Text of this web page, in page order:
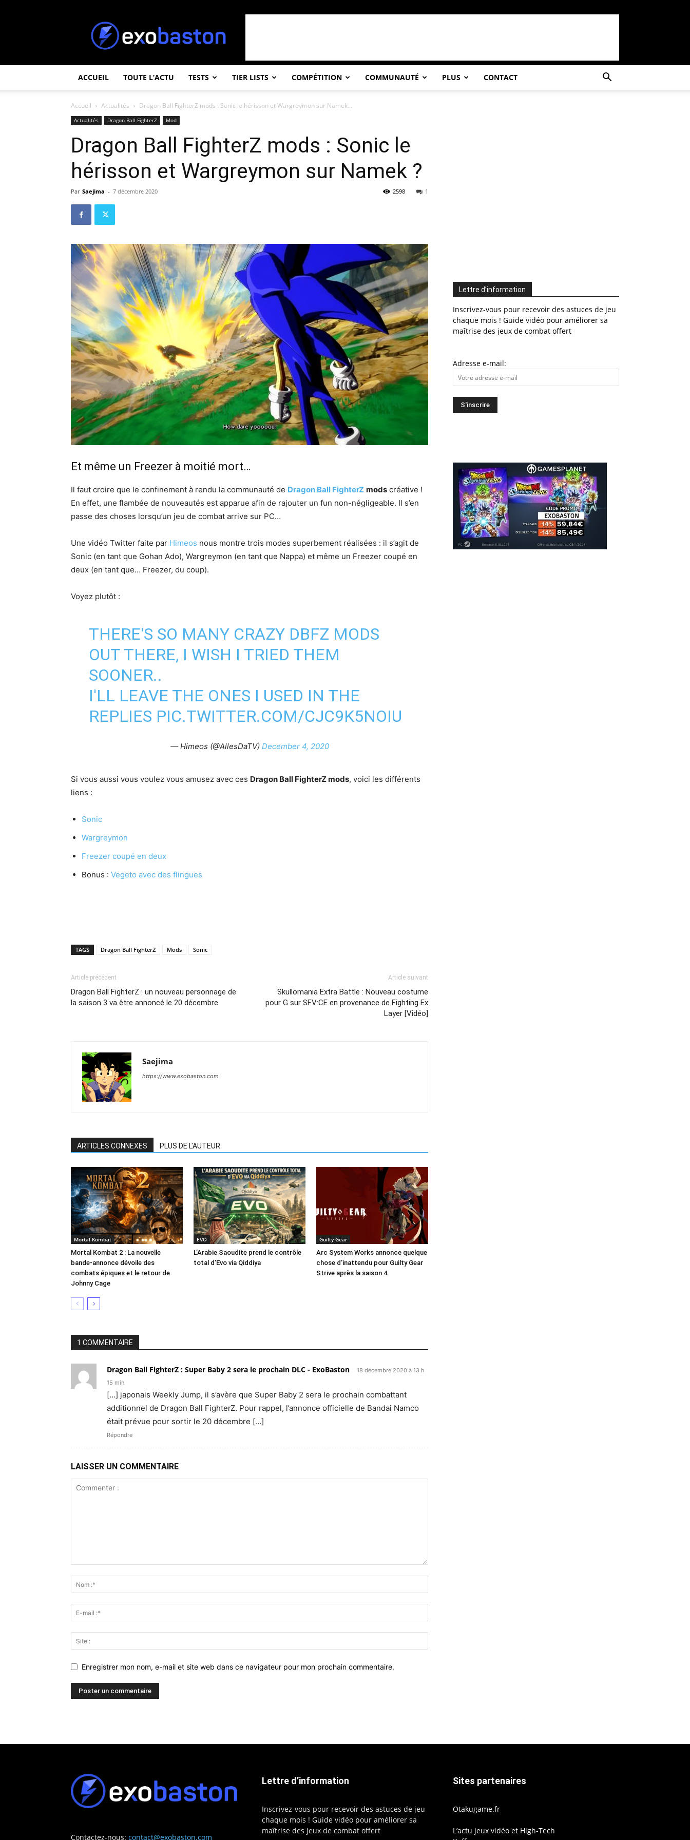
ACCUEIL TOUTE L’ACTU TESTS TIER LISTS COMPÉTITION COMMUNAUTÉ PLUS CONTACT
Accueil Actualités Dragon Ball FighterZ mods : Sonic le hérisson et Wargreymon sur Namek...
Actualités Dragon Ball FighterZ Mod
Dragon Ball FighterZ mods : Sonic le
hérisson et Wargreymon sur Namek ?
Par Saejima - 7 décembre 2020 1
2598
Et même un Freezer à moitié mort…
Il faut croire que le confinement à rendu la communauté de Dragon Ball FighterZ mods créative !
En effet, une flambée de nouveautés est apparue afin de rajouter un fun non-négligeable. Il s’en
passe des choses lorsqu’un jeu de combat arrive sur PC…
Une vidéo Twitter faite par Himeos nous montre trois modes superbement réalisées : il s’agit de
Sonic (en tant que Gohan Ado), Wargreymon (en tant que Nappa) et même un Freezer coupé en
deux (en tant que… Freezer, du coup).
Voyez plutôt :
THERE'S SO MANY CRAZY DBFZ MODS
OUT THERE, I WISH I TRIED THEM
SOONER..
I'LL LEAVE THE ONES I USED IN THE
REPLIES PIC.TWITTER.COM/CJC9K5NOIU
— Himeos (@AllesDaTV) December 4, 2020
Si vous aussi vous voulez vous amusez avec ces Dragon Ball FighterZ mods, voici les différents
liens :
Sonic
Wargreymon
Freezer coupé en deux
Bonus : Vegeto avec des flingues
TAGS Dragon Ball FighterZ Mods Sonic
Article précédent
Dragon Ball FighterZ : un nouveau personnage de
la saison 3 va être annoncé le 20 décembre
Article suivant
Skullomania Extra Battle : Nouveau costume
pour G sur SFV:CE en provenance de Fighting Ex
Layer [Vidéo]
Saejima
https://www.exobaston.com
ARTICLES CONNEXES PLUS DE L'AUTEUR
Mortal Kombat
Mortal Kombat 2 : La nouvelle
bande-annonce dévoile des
combats épiques et le retour de
Johnny Cage
EVO
L’Arabie Saoudite prend le contrôle
total d’Evo via Qiddiya
Guilty Gear
Arc System Works annonce quelque
chose d’inattendu pour Guilty Gear
Strive après la saison 4
1 COMMENTAIRE
Dragon Ball FighterZ : Super Baby 2 sera le prochain DLC - ExoBaston
18 décembre 2020 à 13 h
15 min
[…] japonais Weekly Jump, il s’avère que Super Baby 2 sera le prochain combattant
additionnel de Dragon Ball FighterZ. Pour rappel, l’annonce officielle de Bandai Namco
était prévue pour sortir le 20 décembre […]
Répondre
LAISSER UN COMMENTAIRE
Enregistrer mon nom, e-mail et site web dans ce navigateur pour mon prochain commentaire.
Lettre d’information
Inscrivez-vous pour recevoir des astuces de jeu
chaque mois ! Guide vidéo pour améliorer sa
maîtrise des jeux de combat offert
Adresse e-mail:
Contactez-nous: contact@exobaston.com
Lettre d’information
Inscrivez-vous pour recevoir des astuces de jeu
chaque mois ! Guide vidéo pour améliorer sa
maîtrise des jeux de combat offert
Sites partenaires
Otakugame.fr
L’actu jeux vidéo et High-Tech